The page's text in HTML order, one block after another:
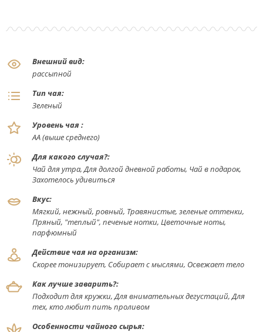
Внешний вид:
рассыпной
Тип чая:
Зеленый
Уровень чая :
АА (выше среднего)
Для какого случая?:
Чай для утра, Для долгой дневной работы, Чай в подарок,
Захотелось удивиться
Вкус:
Мягкий, нежный, ровный, Травянистые, зеленые оттенки,
Пряный, "теплый", печеные нотки, Цветочные ноты,
парфюмный
Действие чая на организм:
Скорее тонизирует, Собирает с мыслями, Освежает тело
Как лучше заварить?:
Подходит для кружки, Для внимательных дегустаций, Для
тех, кто любит пить проливом
Особенности чайного сырья: